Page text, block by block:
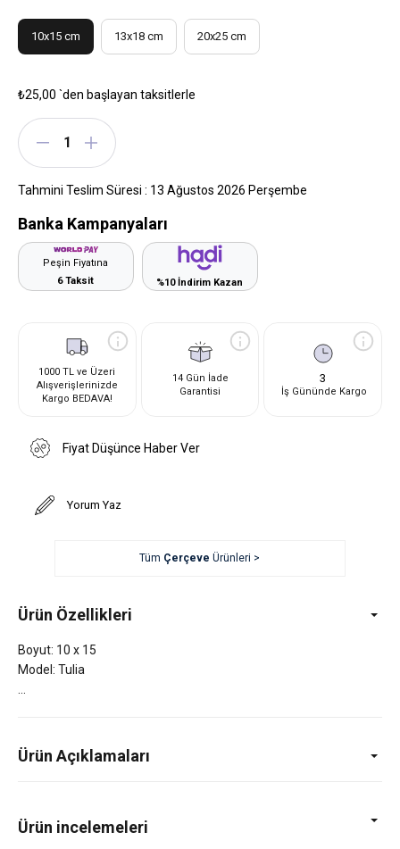
10x15 cm 13x18 cm 20x25 cm
₺25,00 `den başlayan taksitlerle
Tahmini Teslim Süresi : 13 Ağustos 2026 Perşembe
Banka Kampanyaları
Peşin Fiyatına
6 Taksit
%10 İndirim Kazan
1000 TL ve Üzeri
Alışverişlerinizde
Kargo BEDAVA!
14 Gün İade
Garantisi
3
İş Gününde Kargo
Fiyat Düşünce Haber Ver
Yorum Yaz
Tüm Çerçeve Ürünleri >
Ürün Özellikleri
Boyut: 10 x 15
Model: Tulia
Ürün Açıklamaları